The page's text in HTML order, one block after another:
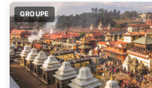
Sri Lanka
Suède
Sénégal
Tanzanie
Thailande
GROUPE